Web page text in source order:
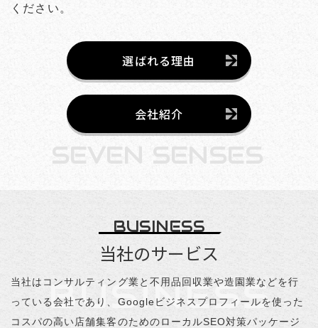
SEVEN SENSES
ください。
選ばれる理由
会社紹介
BUSINESS
BUSINESS
当社のサービス
当社はコンサルティング業と不用品回収業や造園業などを行
っている会社であり、Googleビジネスプロフィールを使った
コスパの高い店舗集客のためのローカルSEO対策パッケージ